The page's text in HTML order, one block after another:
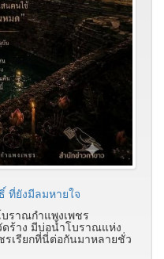
ที่ยังมีลมหายใจ
ราณกำแพงเพชร
ร้าง มีบ่อน้ำโบราณแห่ง
รเรียกที่นี่ต่อกันมาหลายชั่ว